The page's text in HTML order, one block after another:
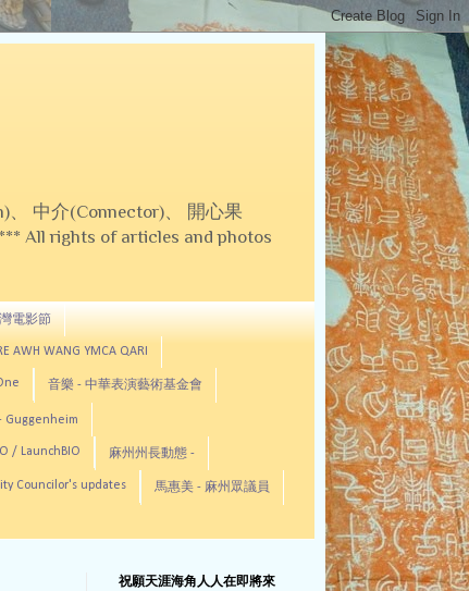
、 中介(Connector)、 開心果
All rights of articles and photos
電影節
AWH WANG YMCA QARI
音樂 - 中華表演藝術基金會
Guggenheim
/ LaunchBIO 麻州州長動態 -
Councilor's updates 馬惠美 - 麻州眾議員
祝願天涯海角人人在即將來